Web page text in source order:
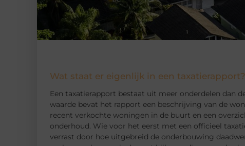
Wat staat er eigenlijk in een taxatierapport?
Een taxatierapport bestaat uit meer onderdelen dan
waarde bevat het rapport een beschrijving van de
recent verkochte woningen in de buurt en een
onderhoud. Wie voor het eerst met een officieel
verrast door hoe uitgebreid de onderbouwing